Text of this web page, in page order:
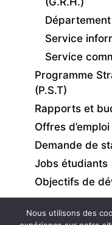
Service
Service
Programme
(P.S.T)
Rapports et
Offres d’emploi
Demande de
Jobs étudiants
Objectifs de
Nous utilisons des